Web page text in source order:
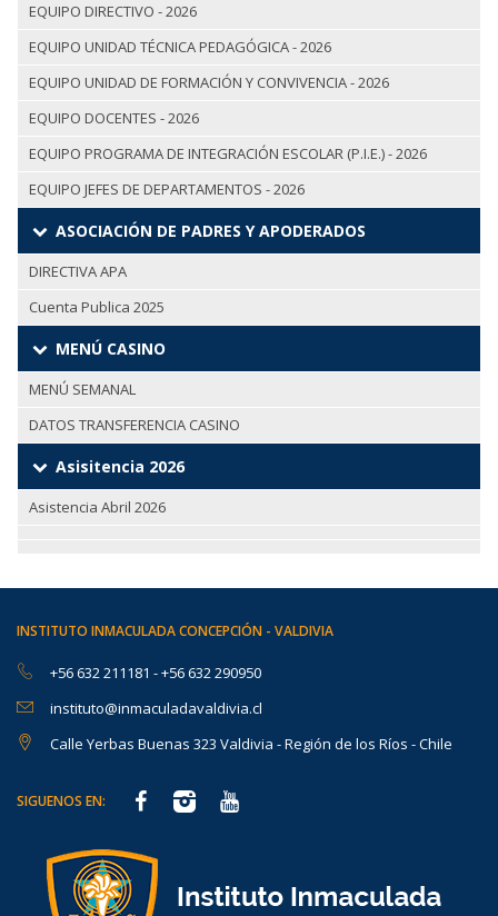
EQUIPO DIRECTIVO - 2026
EQUIPO UNIDAD TÉCNICA PEDAGÓGICA - 2026
EQUIPO UNIDAD DE FORMACIÓN Y CONVIVENCIA - 2026
EQUIPO DOCENTES - 2026
EQUIPO PROGRAMA DE INTEGRACIÓN ESCOLAR (P.I.E.) - 2026
EQUIPO JEFES DE DEPARTAMENTOS - 2026
ASOCIACIÓN DE PADRES Y APODERADOS
DIRECTIVA APA
Cuenta Publica 2025
MENÚ CASINO
MENÚ SEMANAL
DATOS TRANSFERENCIA CASINO
Asisitencia 2026
Asistencia Abril 2026
INSTITUTO INMACULADA CONCEPCIÓN - VALDIVIA
+56 632 211181 -+56 632 290950
instituto@inmaculadavaldivia.cl
Calle Yerbas Buenas 323 Valdivia - Región de los Ríos - Chile
SIGUENOS EN: